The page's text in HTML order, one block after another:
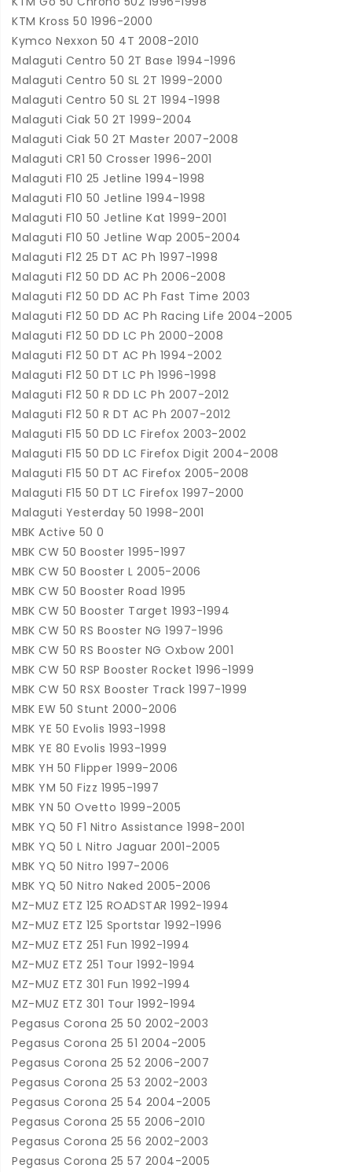
KTM Kross 50 1996-2000
Kymco Nexxon 50 4T 2008-2010
Malaguti Centro 50 2T Base 1994-1996
Malaguti Centro 50 SL 2T 1999-2000
Malaguti Centro 50 SL 2T 1994-1998
Malaguti Ciak 50 2T 1999-2004
Malaguti Ciak 50 2T Master 2007-2008
Malaguti CR1 50 Crosser 1996-2001
Malaguti F10 25 Jetline 1994-1998
Malaguti F10 50 Jetline 1994-1998
Malaguti F10 50 Jetline Kat 1999-2001
Malaguti F10 50 Jetline Wap 2005-2004
Malaguti F12 25 DT AC Ph 1997-1998
Malaguti F12 50 DD AC Ph 2006-2008
Malaguti F12 50 DD AC Ph Fast Time 2003
Malaguti F12 50 DD AC Ph Racing Life 2004-2005
Malaguti F12 50 DD LC Ph 2000-2008
Malaguti F12 50 DT AC Ph 1994-2002
Malaguti F12 50 DT LC Ph 1996-1998
Malaguti F12 50 R DD LC Ph 2007-2012
Malaguti F12 50 R DT AC Ph 2007-2012
Malaguti F15 50 DD LC Firefox 2003-2002
Malaguti F15 50 DD LC Firefox Digit 2004-2008
Malaguti F15 50 DT AC Firefox 2005-2008
Malaguti F15 50 DT LC Firefox 1997-2000
Malaguti Yesterday 50 1998-2001
MBK Active 50 0
MBK CW 50 Booster 1995-1997
MBK CW 50 Booster L 2005-2006
MBK CW 50 Booster Road 1995
MBK CW 50 Booster Target 1993-1994
MBK CW 50 RS Booster NG 1997-1996
MBK CW 50 RS Booster NG Oxbow 2001
MBK CW 50 RSP Booster Rocket 1996-1999
MBK CW 50 RSX Booster Track 1997-1999
MBK EW 50 Stunt 2000-2006
MBK YE 50 Evolis 1993-1998
MBK YE 80 Evolis 1993-1999
MBK YH 50 Flipper 1999-2006
MBK YM 50 Fizz 1995-1997
MBK YN 50 Ovetto 1999-2005
MBK YQ 50 F1 Nitro Assistance 1998-2001
MBK YQ 50 L Nitro Jaguar 2001-2005
MBK YQ 50 Nitro 1997-2006
MBK YQ 50 Nitro Naked 2005-2006
MZ-MUZ ETZ 125 ROADSTAR 1992-1994
MZ-MUZ ETZ 125 Sportstar 1992-1996
MZ-MUZ ETZ 251 Fun 1992-1994
MZ-MUZ ETZ 251 Tour 1992-1994
MZ-MUZ ETZ 301 Fun 1992-1994
MZ-MUZ ETZ 301 Tour 1992-1994
Pegasus Corona 25 50 2002-2003
Pegasus Corona 25 51 2004-2005
Pegasus Corona 25 52 2006-2007
Pegasus Corona 25 53 2002-2003
Pegasus Corona 25 54 2004-2005
Pegasus Corona 25 55 2006-2010
Pegasus Corona 25 56 2002-2003
Pegasus Corona 25 57 2004-2005